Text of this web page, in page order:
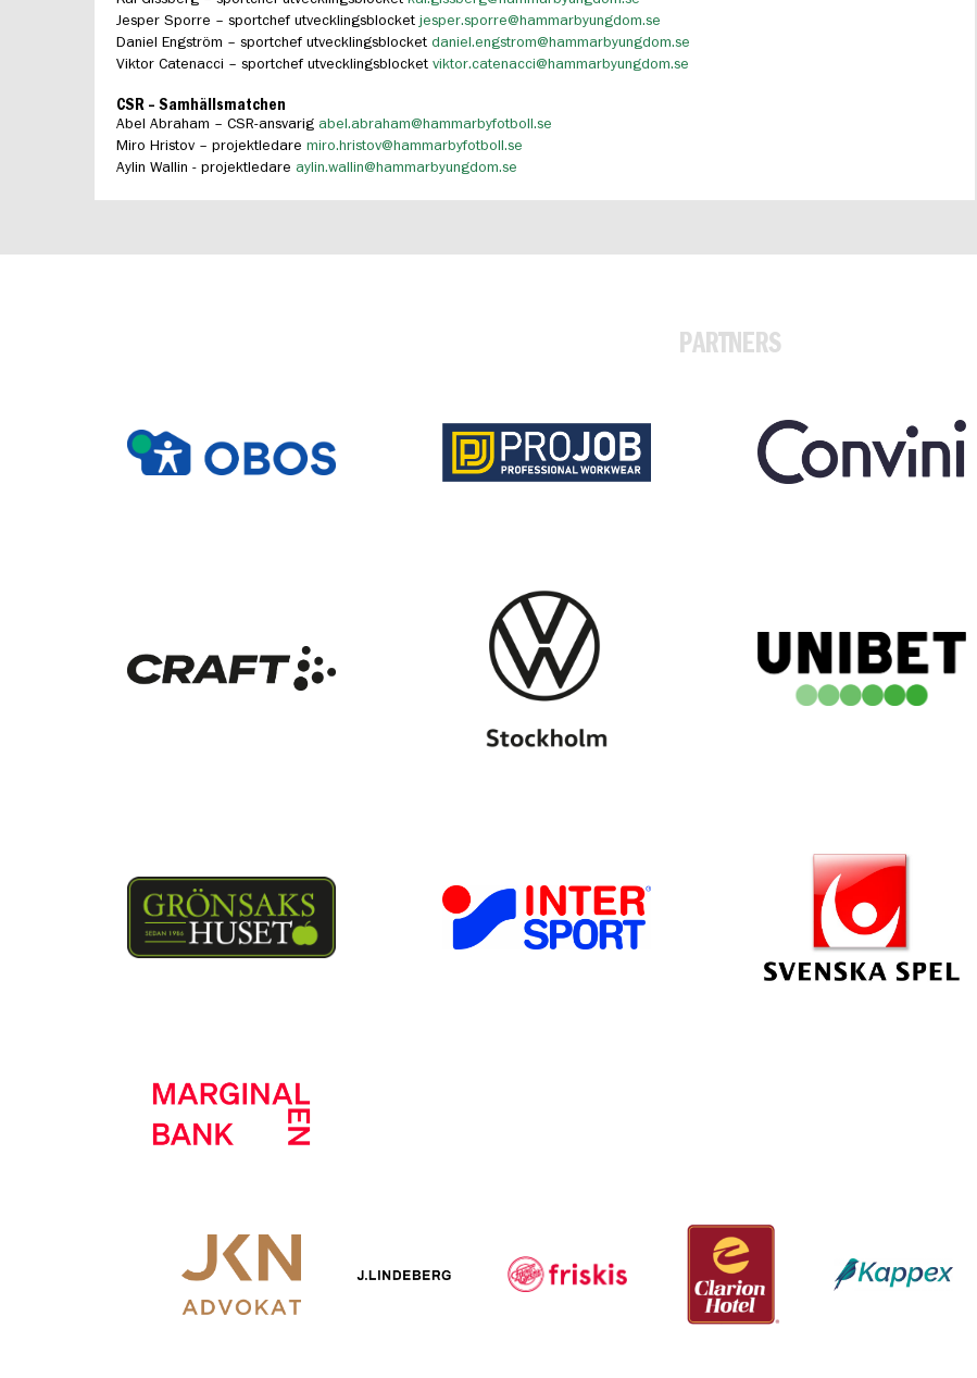
Jesper Sporre – sportchef utvecklingsblocket jesper.sporre@hammarbyungdom.se
Daniel Engström – sportchef utvecklingsblocket daniel.engstrom@hammarbyungdom.se
Viktor Catenacci – sportchef utvecklingsblocket viktor.catenacci@hammarbyungdom.se
CSR – Samhällsmatchen
Abel Abraham – CSR-ansvarig abel.abraham@hammarbyfotboll.se
Miro Hristov – projektledare miro.hristov@hammarbyfotboll.se
Aylin Wallin - projektledare aylin.wallin@hammarbyungdom.se
PARTNERS